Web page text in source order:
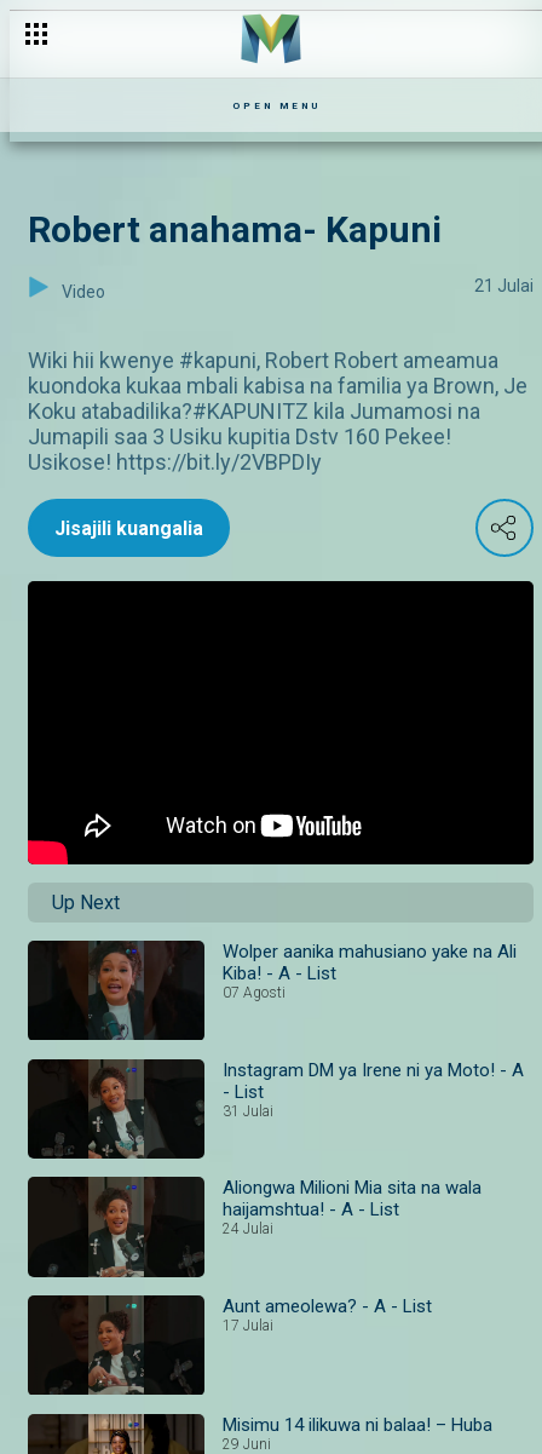
OPEN MENU
Robert anahama- Kapuni
Video 21 Julai
Wiki hii kwenye #kapuni, Robert Robert ameamua
kuondoka kukaa mbali kabisa na familia ya Brown, Je
Koku atabadilika?#KAPUNITZ kila Jumamosi na
Jumapili saa 3 Usiku kupitia Dstv 160 Pekee!
Usikose! https://bit.ly/2VBPDIy
Jisajili kuangalia
Up Next
Wolper aanika mahusiano yake na Ali
Kiba! - A - List
07 Agosti
Instagram DM ya Irene ni ya Moto! - A
- List
31 Julai
Aliongwa Milioni Mia sita na wala
haijamshtua! - A - List
24 Julai
Aunt ameolewa? - A - List
17 Julai
Misimu 14 ilikuwa ni balaa! – Huba
29 Juni